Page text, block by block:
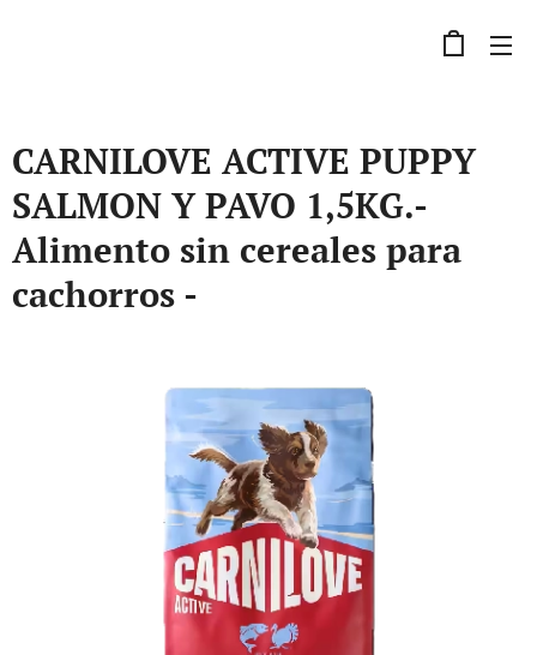
CARNILOVE ACTIVE PUPPY
SALMON Y PAVO 1,5KG.-
Alimento sin cereales para
cachorros -